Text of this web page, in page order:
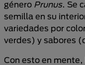
género Prunus. Se
semilla en su
variedades por
verdes) y sabores
Con esto en